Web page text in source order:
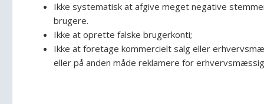
Ikke systematisk at afgive meget negative
brugere.
Ikke at oprette falske brugerkonti;
Ikke at foretage kommercielt salg eller
eller på anden måde reklamere for